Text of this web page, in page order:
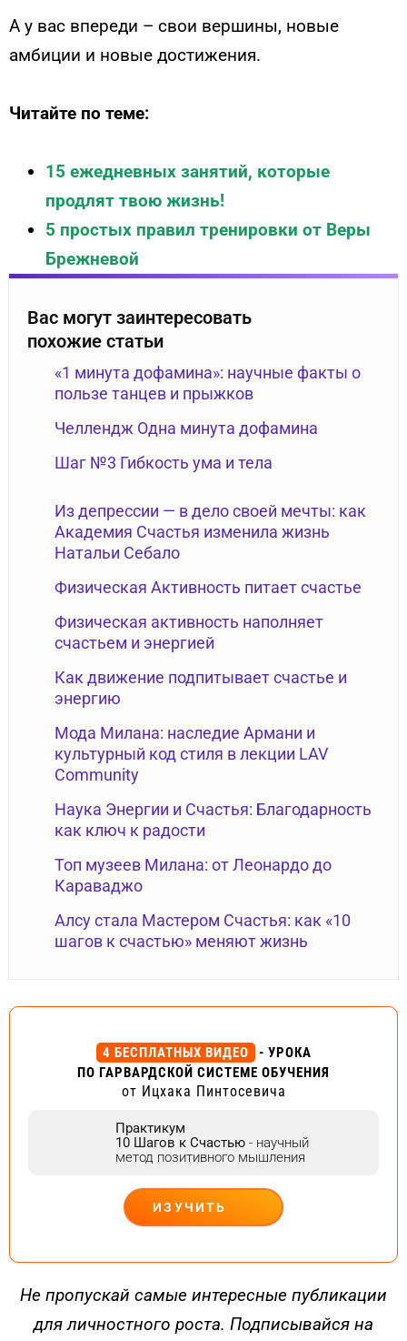
А у вас впереди – свои вершины, новые
амбиции и новые достижения.
Читайте по теме:
15 ежедневных занятий, которые
продлят твою жизнь!
5 простых правил тренировки от Веры
Брежневой
Вас могут заинтересовать
похожие статьи
«1 минута дофамина»: научные факты о
пользе танцев и прыжков
Челлендж Одна минута дофамина
Шаг №3 Гибкость ума и тела
Из депрессии — в дело своей мечты: как
Академия Счастья изменила жизнь
Натальи Себало
Физическая Активность питает счастье
Физическая активность наполняет
счастьем и энергией
Как движение подпитывает счастье и
энергию
Мода Милана: наследие Армани и
культурный код стиля в лекции LAV
Community
Наука Энергии и Счастья: Благодарность
как ключ к радости
Топ музеев Милана: от Леонардо до
Караваджо
Алсу стала Мастером Счастья: как «10
шагов к счастью» меняют жизнь
4 БЕСПЛАТНЫХ ВИДЕО
- УРОКА
ПО ГАРВАРДСКОЙ СИСТЕМЕ ОБУЧЕНИЯ
от Ицхака Пинтосевича
Практикум
10 Шагов к Счастью - научный
метод позитивного мышления
ИЗУЧИТЬ
ДЕЙСТВУЙ
Не пропускай самые интересные публикации
для личностного роста. Подписывайся на